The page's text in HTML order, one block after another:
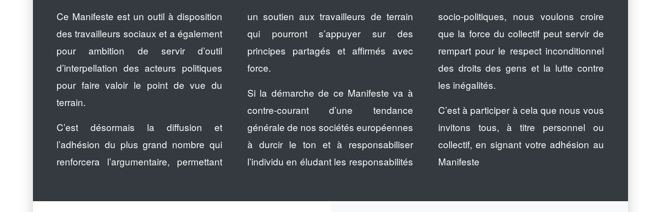
Ce Manifeste est un outil à disposition
des travailleurs sociaux et a également
pour ambition de servir d’outil
d’interpellation des acteurs politiques
pour faire valoir le point de vue du
terrain.
C’est désormais la diffusion et
l’adhésion du plus grand nombre qui
renforcera l’argumentaire, permettant
un soutien aux travailleurs de terrain
qui pourront s’appuyer sur des
principes partagés et affirmés avec
force.
Si la démarche de ce Manifeste va à
contre-courant d’une tendance
générale de nos sociétés européennes
à durcir le ton et à responsabiliser
l’individu en éludant les responsabilités
socio-politiques, nous voulons croire
que la force du collectif peut servir de
rempart pour le respect inconditionnel
des droits des gens et la lutte contre
les inégalités.
C’est à participer à cela que nous vous
invitons tous, à titre personnel ou
collectif, en signant votre adhésion au
Manifeste